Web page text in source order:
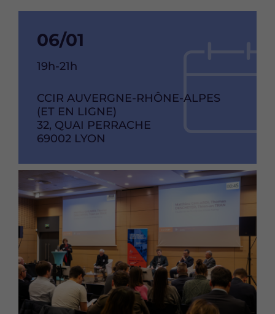
Date
de
de
l'événement
06/01
Heure
l'événement
19h-21h
RAISON
SOCIAL
CCIR AUVERGNE-RHÔNE-ALPES
(ET EN LIGNE)
ADRESSE
32, QUAI PERRACHE
CODE
69002 VILLE
LYON
Image